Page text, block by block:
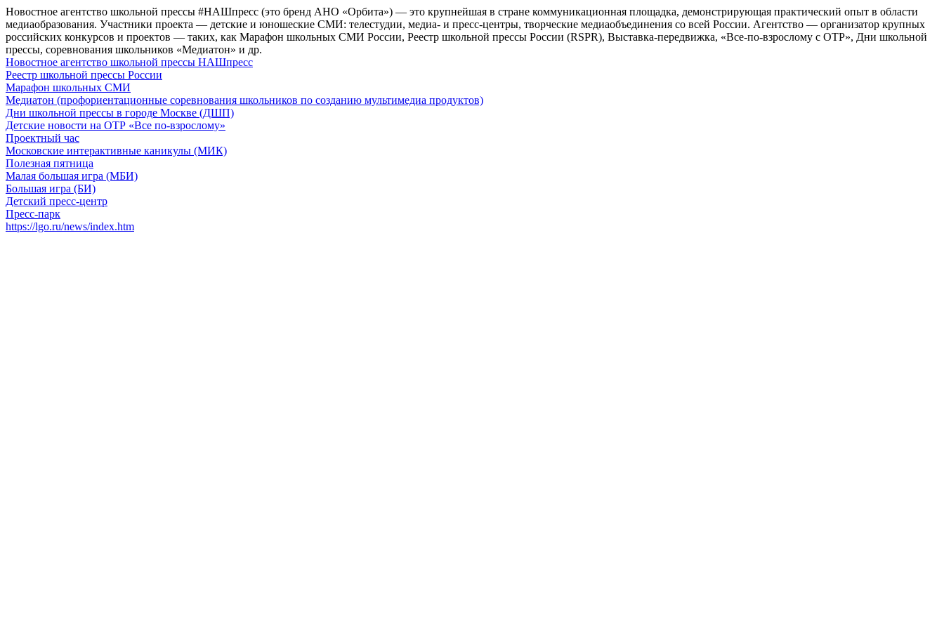
Новостное агентство школьной прессы #НАШпресс (это бренд АНО «Орбита») — это крупнейшая в стране коммуникационная площадка, демонстрирующая практический опыт в области
медиаобразования. Участники проекта — детские и юношеские СМИ: телестудии, медиа- и пресс-центры, творческие медиаобъединения со всей России. Агентство — организатор крупных
российских конкурсов и проектов — таких, как Марафон школьных СМИ России, Реестр школьной прессы России (RSPR), Выставка-передвижка, «Все-по-взрослому с ОТР», Дни школьной
прессы, соревнования школьников «Медиатон» и др.
Новостное агентство школьной прессы НАШпресс
Реестр школьной прессы России
Марафон школьных СМИ
Медиатон (профориентационные соревнования школьников по созданию мультимедиа продуктов)
Дни школьной прессы в городе Москве (ДШП)
Детские новости на ОТР «Все по-взрослому»
Проектный час
Московские интерактивные каникулы (МИК)
Полезная пятница
Малая большая игра (МБИ)
Большая игра (БИ)
Детский пресс-центр
Пресс-парк
https://lgo.ru/news/index.htm